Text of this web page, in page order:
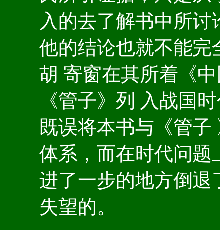
入的去了解书中所
他的结论也就不能完
胡 寄窗在其所着《
《管子》列 入战国
既误将本书与《管
体系，而在时代问题
进了一步的地方倒退
失望的。